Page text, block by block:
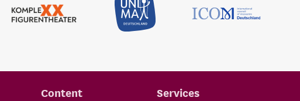
Content Services